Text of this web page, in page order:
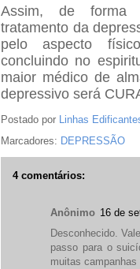
Assim, de forma
tratamento da
pelo aspecto
concluindo no
maior médico de
depressivo será
Postado por Linhas
Marcadores: DEPRESSÃO
4 comentários:
Anônimo 16 de
Desconhecido.
passo para o
muitas